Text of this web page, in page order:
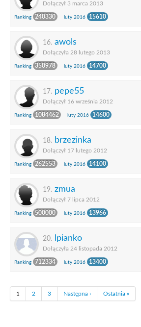
Dołączył 3 marca 2013
Ranking 240330 luty 2016 15610
16. awols
Dołączyła 28 lutego 2013
Ranking 350978 luty 2016 14700
17. pepe55
Dołączył 16 września 2012
Ranking 1084462 luty 2016 14600
18. brzezinka
Dołączył 17 lutego 2012
Ranking 262553 luty 2016 14100
19. zmua
Dołączył 7 lipca 2012
Ranking 500000 luty 2016 13966
20. lpianko
Dołączyła 24 listopada 2012
Ranking 712334 luty 2016 13400
1 2 3 Następna › Ostatnia »